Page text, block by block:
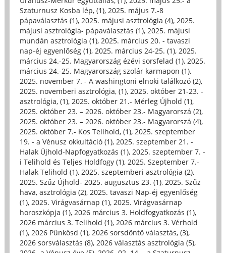
Szaturnusz Kosba lép, (1), 2025. május 7.-8
pápaválasztás (1), 2025. májusi asztrológia (4), 2025.
májusi asztrológia- pápaválasztás (1), 2025. májusi
mundán asztrológia (1), 2025. március 20. - tavaszi
nap-éj egyenlőség (1), 2025. március 24-25. (1), 2025.
március 24.-25. Magyarország ézévi sorsfelad (1), 2025.
március 24.-25. Magyarország szolár karmapon (1),
2025. november 7. - A washingtoni elnöki találkozó (2),
2025. novemberi asztrológia, (1), 2025. október 21-23. -
asztrológia, (1), 2025. október 21.- Mérleg Újhold (1),
2025. október 23. – 2026. október 23.- Magyarorszá (2),
2025. október 23. – 2026. október 23.- Magyarorszá (4),
2025. október 7.- Kos Telihold, (1), 2025. szeptember
19. - a Vénusz okkultáció (1), 2025. szeptember 21. -
Halak Újhold-Napfogyatkozás (1), 2025. szeptember 7. -
i Telihold és Teljes Holdfogy (1), 2025. Szeptember 7.-
Halak Telihold (1), 2025. szeptemberi asztrológia (2),
2025. Szűz Újhold- 2025. augusztus 23. (1), 2025. Szűz
hava, asztrológia (2), 2025. tavaszi Nap-éj egyenlőség
(1), 2025. Virágvasárnap (1), 2025. Virágvasárnap
horoszkópja (1), 2026 március 3. Holdfogyatkozás (1),
2026 március 3. Telihold (1), 2026 március 3. Vérhold
(1), 2026 Pünkösd (1), 2026 sorsdöntő választás, (3),
2026 sorsválasztás (8), 2026 választás asztrológia (5),